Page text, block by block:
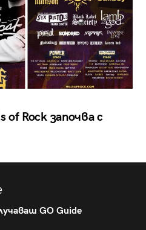
Rock започва с
GO Guide